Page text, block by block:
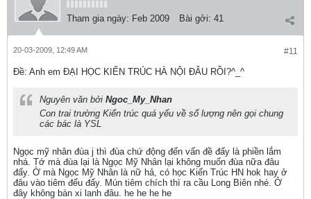
Tham gia ngày: Feb 2009 Bài gởi: 41
#11
20-03-2009, 12:49 AM
Ðề: Anh em ĐẠI HỌC KIẾN TRÚC HÀ NỘI ĐÂU RỒI?^_^
Nguyên văn bởi Ngoc_My_Nhan
Con trai trường Kiến trúc quá yếu về số lượng nên gọi chung
các bác là YSL
Ngọc mỹ nhân đùa j thì đùa chứ động đến vấn đề đấy là phiền lắm
nhá. Tớ mà đùa lại là Ngọc Mỹ Nhân lại không muốn đùa nữa đâu
đấy. Ờ mà Ngọc Mỹ Nhân là nữ hả, có học Kiến Trúc HN hok hay ở
đâu vào tiêm đểu đấy. Mún tiêm chích thì ra cầu Long Biên nhé. Ở
đây không bán xi lanh đâu. he he he he